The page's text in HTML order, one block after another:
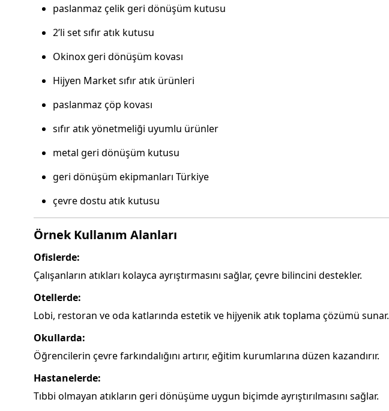
paslanmaz çelik geri dönüşüm kutusu
2’li set sıfır atık kutusu
Okinox geri dönüşüm kovası
Hijyen Market sıfır atık ürünleri
paslanmaz çöp kovası
sıfır atık yönetmeliği uyumlu ürünler
metal geri dönüşüm kutusu
geri dönüşüm ekipmanları Türkiye
çevre dostu atık kutusu
Örnek Kullanım Alanları
Ofislerde:
Çalışanların atıkları kolayca ayrıştırmasını sağlar, çevre bilincini destekler.
Otellerde:
Lobi, restoran ve oda katlarında estetik ve hijyenik atık toplama çözümü sunar.
Okullarda:
Öğrencilerin çevre farkındalığını artırır, eğitim kurumlarına düzen kazandırır.
Hastanelerde:
Tıbbi olmayan atıkların geri dönüşüme uygun biçimde ayrıştırılmasını sağlar.